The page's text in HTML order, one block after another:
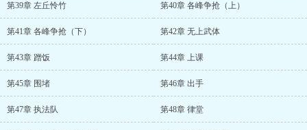
第39章 左丘怜竹 第40章 各峰争抢（上）
第41章 各峰争抢（下） 第42章 无上武体
第43章 蹭饭 第44章 上课
第45章 围堵 第46章 出手
第47章 执法队 第48章 律堂